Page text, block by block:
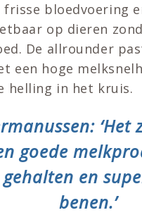
bloedvoering
op dieren
De allrounder
een hoge
helling in het kruis.
goede
en
benen.’